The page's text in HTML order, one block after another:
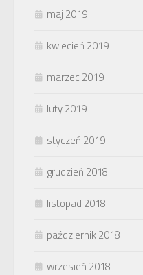
maj 2019
kwiecień 2019
marzec 2019
luty 2019
styczeń 2019
grudzień 2018
listopad 2018
październik 2018
wrzesień 2018